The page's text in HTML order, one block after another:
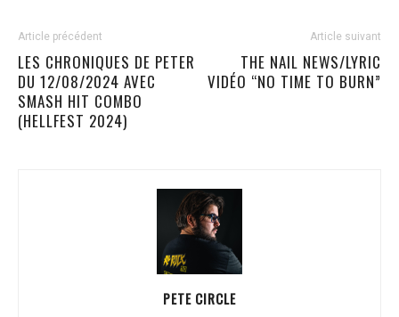
Article précédent
LES CHRONIQUES DE PETER
DU 12/08/2024 AVEC
SMASH HIT COMBO
(HELLFEST 2024)
Article suivant
THE NAIL NEWS/LYRIC
VIDÉO “NO TIME TO BURN”
PETE CIRCLE